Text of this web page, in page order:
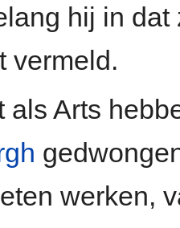
hij in
vermeld.
als Arts
werken,